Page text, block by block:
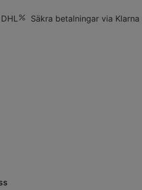
Säkra betalningar via Klarna